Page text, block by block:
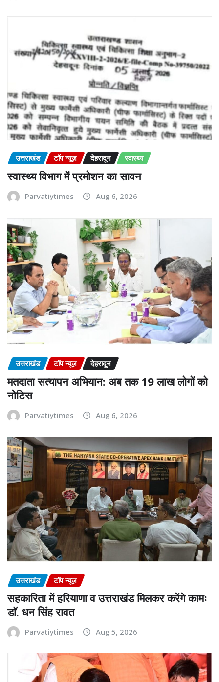
उत्तराखंड टॉप न्यूज़ देहरादून स्वास्थ्य
स्वास्थ्य विभाग में प्रमोशन का सावन
Parvatiytimes Aug 6, 2026
उत्तराखंड टॉप न्यूज़ देहरादून
मतदाता सत्यापन अभियान: अब तक 19 लाख लोगों को
नोटिस
Parvatiytimes Aug 6, 2026
उत्तराखंड टॉप न्यूज़
सहकारिता में हरियाणा व उत्तराखंड मिलकर करेंगे कामः
डाॅ. धन सिंह रावत
Parvatiytimes Aug 5, 2026